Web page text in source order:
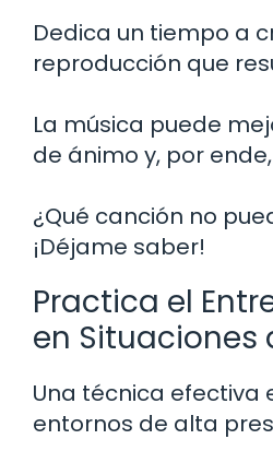
Dedica un tiempo a
reproducción que
La música puede
de ánimo y, por
¿Qué canción no
¡Déjame saber!
Practica el
en Situaciones
Una técnica efectiva
entornos de alta